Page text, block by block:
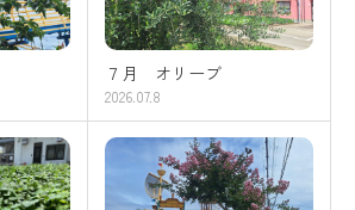
７月 オリーブ
2026.07.8